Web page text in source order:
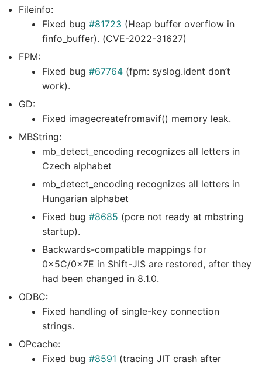
Fileinfo:
Fixed bug #81723 (Heap buffer overflow in
finfo_buffer). (CVE-2022-31627)
FPM:
Fixed bug #67764 (fpm: syslog.ident don’t
work).
GD:
Fixed imagecreatefromavif() memory leak.
MBString:
mb_detect_encoding recognizes all letters in
Czech alphabet
mb_detect_encoding recognizes all letters in
Hungarian alphabet
Fixed bug #8685 (pcre not ready at mbstring
startup).
Backwards-compatible mappings for
0x5C/0x7E in Shift-JIS are restored, after they
had been changed in 8.1.0.
ODBC:
Fixed handling of single-key connection
strings.
OPcache:
Fixed bug #8591 (tracing JIT crash after